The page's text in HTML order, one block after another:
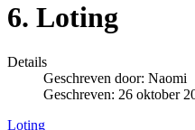
6. Loting
Details
Geschreven door: Naomi
Geschreven: 26 oktober
Loting